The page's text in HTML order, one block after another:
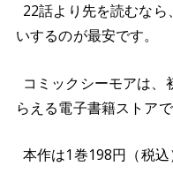
22話より先を読むな
いするのが最安です。
コミックシーモアは、
らえる電子書籍ストアで
本作は1巻198円（税込